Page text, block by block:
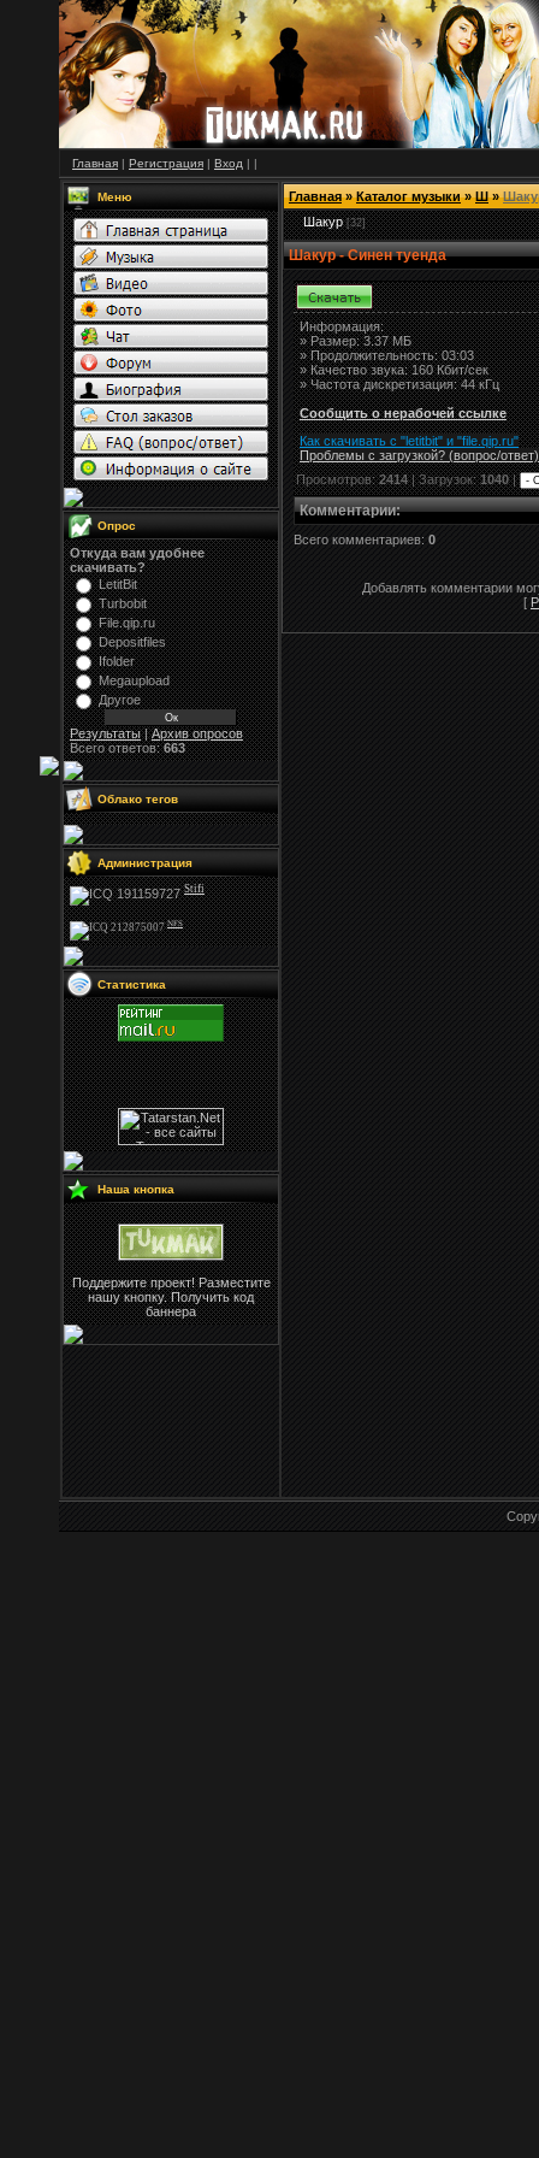
Главная | Регистрация | Вход | |
Меню
Опрос
Откуда вам удобнее
скачивать?
LetitBit
Turbobit
File.qip.ru
Depositfiles
Ifolder
Megaupload
Другое
Результаты|Архив опросов
Всего ответов:663
Облако тегов
Администрация
Stifi
NFS
Статистика
Наша кнопка
Поддержите проект! Разместите
нашу кнопку. Получить код
баннера
Главная»Каталог музыки»Ш»
Шакур [32]
Шакур - Синен туенда
Информация:
»Размер:3.37 МБ
» Продолжительность: 03:03
» Качество звука: 160 Кбит/сек
» Частота дискретизация: 44 кГц
Сообщить о нерабочей ссылке
Как скачивать с "letitbit" и "file.qip.ru"
Проблемы с загрузкой? (вопрос/ответ)
Просмотров:2414| Загрузок:1040|
Комментарии:
Всего комментариев: 0
Добавлять комментарии
[